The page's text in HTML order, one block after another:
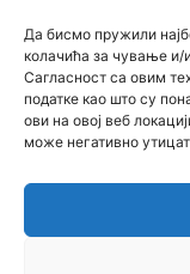
Да бисмо пружили
колачића за чување и/
Сагласност са овим
податке као што су
ови на овој веб
може негативно